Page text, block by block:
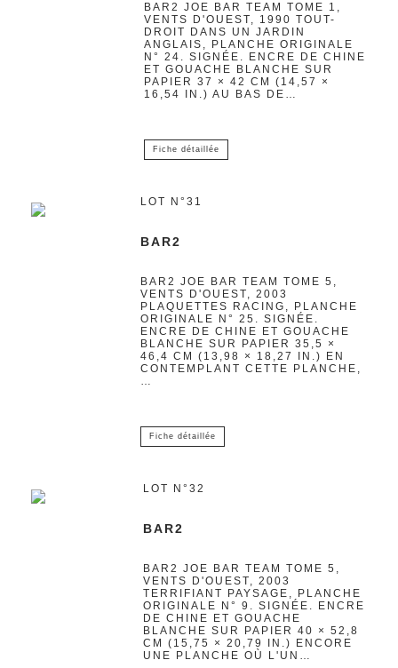
BAR2 JOE BAR TEAM TOME 1,
VENTS D'OUEST, 1990 TOUT-
DROIT DANS UN JARDIN
ANGLAIS, PLANCHE ORIGINALE
N° 24. SIGNÉE. ENCRE DE CHINE
ET GOUACHE BLANCHE SUR
PAPIER 37 × 42 CM (14,57 ×
16,54 IN.) AU BAS DE…
Fiche détaillée
LOT N°31
BAR2
BAR2 JOE BAR TEAM TOME 5,
VENTS D'OUEST, 2003
PLAQUETTES RACING, PLANCHE
ORIGINALE N° 25. SIGNÉE.
ENCRE DE CHINE ET GOUACHE
BLANCHE SUR PAPIER 35,5 ×
46,4 CM (13,98 × 18,27 IN.) EN
CONTEMPLANT CETTE PLANCHE,
…
Fiche détaillée
LOT N°32
BAR2
BAR2 JOE BAR TEAM TOME 5,
VENTS D'OUEST, 2003
TERRIFIANT PAYSAGE, PLANCHE
ORIGINALE N° 9. SIGNÉE. ENCRE
DE CHINE ET GOUACHE
BLANCHE SUR PAPIER 40 × 52,8
CM (15,75 × 20,79 IN.) ENCORE
UNE PLANCHE OÙ L'UN…